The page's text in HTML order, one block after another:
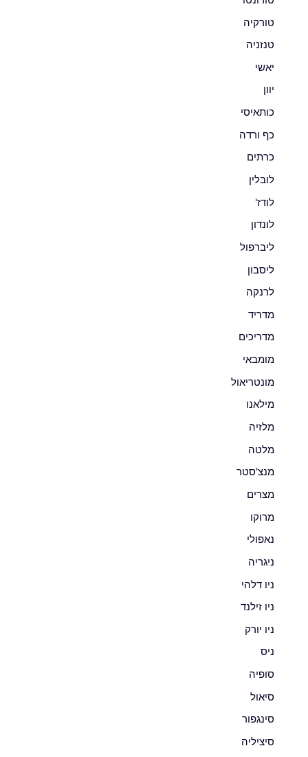
טורקיה
טנזניה
יאשי
יוון
כותאיסי
כף ורדה
כרתים
לובלין
לודז'
לונדון
ליברפול
ליסבון
לרנקה
מדריד
מדריכים
מומבאי
מונטריאול
מילאנו
מלזיה
מלטה
מנצ'סטר
מצרים
מרוקו
נאפולי
ניגריה
ניו דלהי
ניו זילנד
ניו יורק
ניס
סופיה
סיאול
סינגפור
סיציליה